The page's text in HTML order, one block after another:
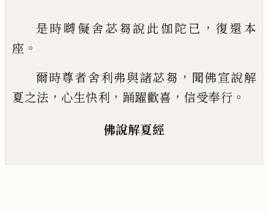
是時嚩儗舍苾芻說此伽陀已 ，復還本
座 。
爾時尊者舍利弗與諸苾芻 ， 聞佛宣說解
夏之法 ， 心生快利 ， 踊躍歡喜 ， 信受奉行 。
佛說解夏經